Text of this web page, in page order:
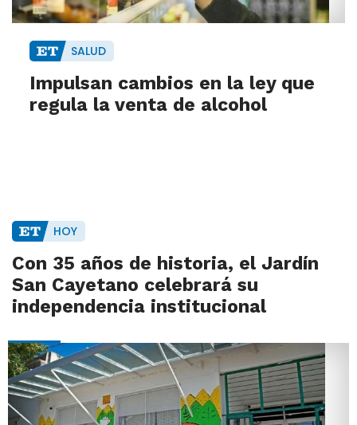
SALUD
Impulsan cambios en la ley que
regula la venta de alcohol
HOY
Con 35 años de historia, el Jardín
San Cayetano celebrará su
independencia institucional